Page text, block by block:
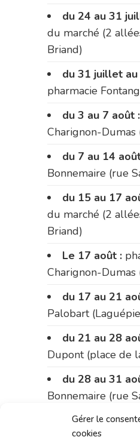
Gérer le
cookies
du 24 au 31
du marché (2
Briand)
du 31 juillet
pharmacie
du 3 au 7 août :
Charignon-Dumas
du 7 au 14
Bonnemaire (rue
du 15 au 17
du marché (2
Briand)
Le 17 août :
Charignon-Dumas
du 17 au 21
Palobart
du 21 au 28
Dupont (place de
du 28 au 31
Bonnemaire (rue
Du 31 août au
pharmacie